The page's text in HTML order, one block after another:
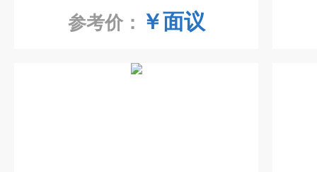
参考价： ￥面议